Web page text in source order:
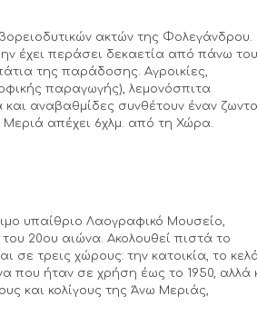
ακτών της Φολεγάνδρου.
έχει περάσει δεκαετία από πάνω
της παράδοσης. Αγροικίες,
παραγωγής), λεμονόσπιτα
αναβαθμίδες συνθέτουν έναν
Μεριά απέχει 6χλμ. από τη Χώρα.
υπαίθριο Λαογραφικό Μουσείο,
20ου αιώνα. Ακολουθεί πιστά το
σε τρεις χώρους: την κατοικία, το
που ήταν σε χρήση έως το 1950, αλλά
και κολίγους της Άνω Μεριάς,